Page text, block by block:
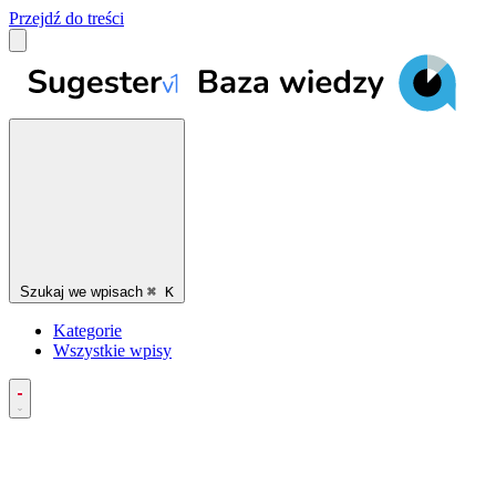
Przejdź do treści
Szukaj we wpisach ⌘ K
Kategorie
Wszystkie wpisy